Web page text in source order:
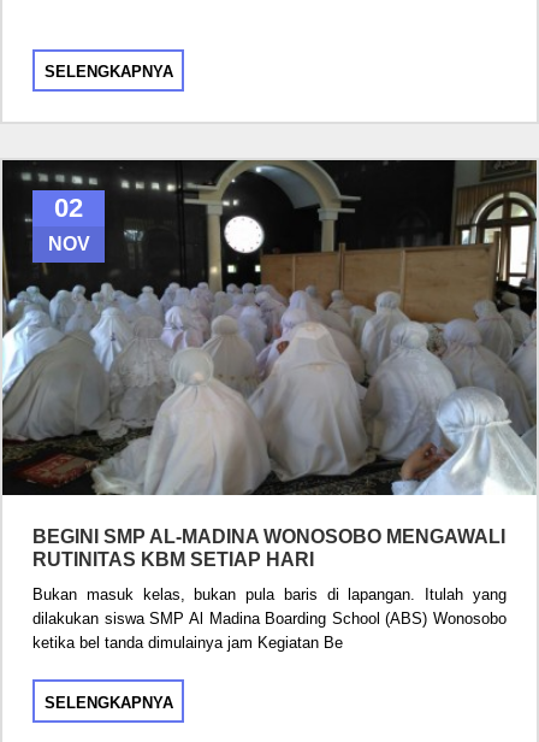
SELENGKAPNYA
02
NOV
BEGINI SMP AL-MADINA WONOSOBO MENGAWALI
RUTINITAS KBM SETIAP HARI
Bukan masuk kelas, bukan pula baris di lapangan. Itulah yang
dilakukan siswa SMP Al Madina Boarding School (ABS) Wonosobo
ketika bel tanda dimulainya jam Kegiatan Be
SELENGKAPNYA